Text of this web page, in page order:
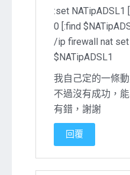
:set NATipADSL1
0 [:find
/ip firewall nat
$NATipADSL1
我自己定的一條
不過沒有成功，
有錯，謝謝
回覆